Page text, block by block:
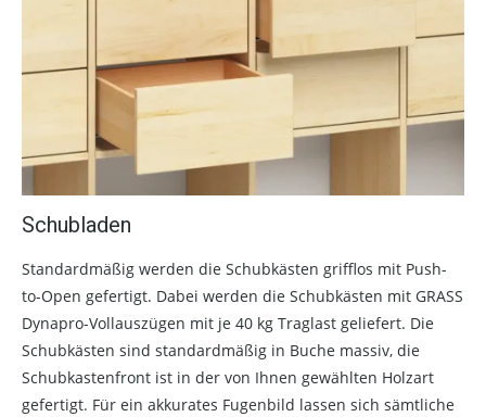
Schubladen
Standardmäßig werden die Schubkästen grifflos mit Push-
to-Open gefertigt. Dabei werden die Schubkästen mit GRASS
Dynapro-Vollauszügen mit je 40 kg Traglast geliefert. Die
Schubkästen sind standardmäßig in Buche massiv, die
Schubkastenfront ist in der von Ihnen gewählten Holzart
gefertigt. Für ein akkurates Fugenbild lassen sich sämtliche